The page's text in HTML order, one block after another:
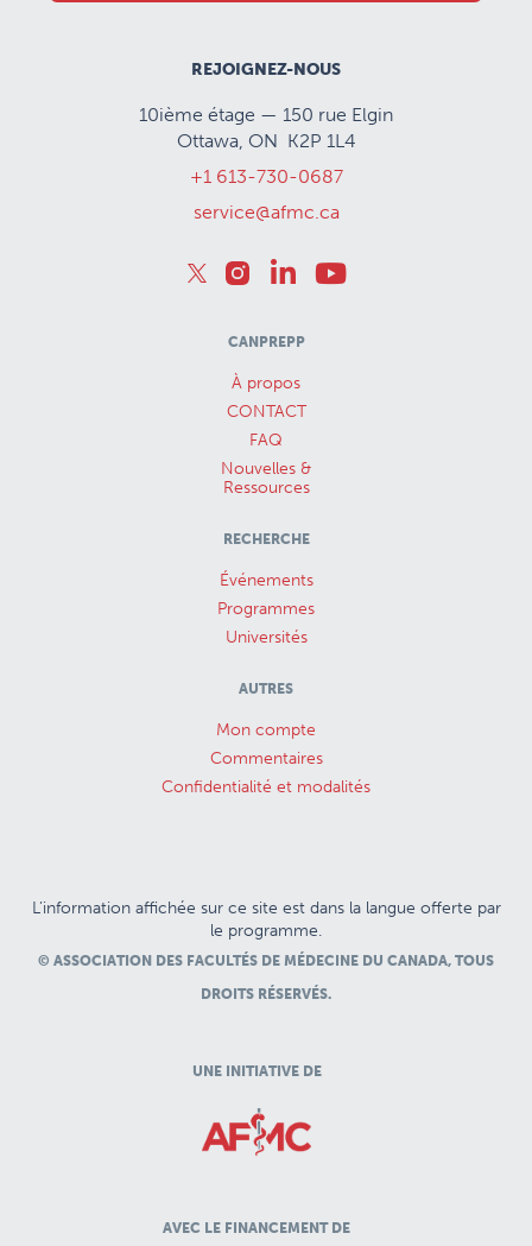
REJOIGNEZ-NOUS
10ième étage — 150 rue Elgin
Ottawa, ON K2P 1L4
+1 613-730-0687
service@afmc.ca
CANPREPP
À propos
CONTACT
FAQ
Nouvelles &
Ressources
RECHERCHE
Événements
Programmes
Universités
AUTRES
Mon compte
Commentaires
Confidentialité et modalités
L’information affichée sur ce site est dans la langue offerte par
le programme.
© ASSOCIATION DES FACULTÉS DE MÉDECINE DU CANADA, TOUS
DROITS RÉSERVÉS.
UNE INITIATIVE DE
AVEC LE FINANCEMENT DE